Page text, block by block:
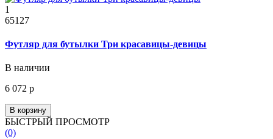
1
65127
Футляр для бутылки Три красавицы-девицы
В наличии
6 072 р
В корзину
БЫСТРЫЙ ПРОСМОТР
(0)